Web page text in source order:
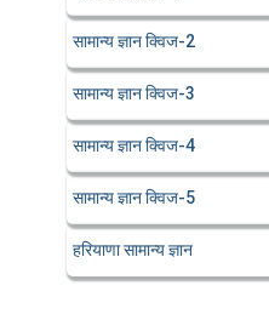
सामान्य ज्ञान क्विज-2
सामान्य ज्ञान क्विज-3
सामान्य ज्ञान क्विज-4
सामान्य ज्ञान क्विज-5
हरियाणा सामान्य ज्ञान